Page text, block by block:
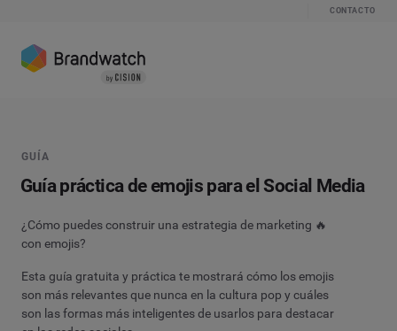
CONTACTO
GUÍA
Guía práctica de emojis para el Social Media
¿Cómo puedes construir una estrategia de marketing 🔥
con emojis?
Esta guía gratuita y práctica te mostrará cómo los emojis
son más relevantes que nunca en la cultura pop y cuáles
son las formas más inteligentes de usarlos para destacar